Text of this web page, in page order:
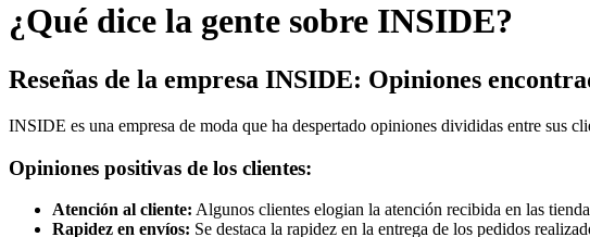
¿Qué dice la gente sobre INSIDE?
Reseñas de la empresa INSIDE: Opiniones
INSIDE es una empresa de moda que ha despertado opiniones divididas entre sus
Opiniones positivas de los clientes:
Atención al cliente: Algunos clientes elogian la atención recibida en las
Rapidez en envíos: Se destaca la rapidez en la entrega de los pedidos